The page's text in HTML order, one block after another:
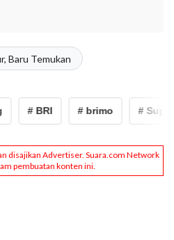
Baru Temukan
# BRI # brimo # Super